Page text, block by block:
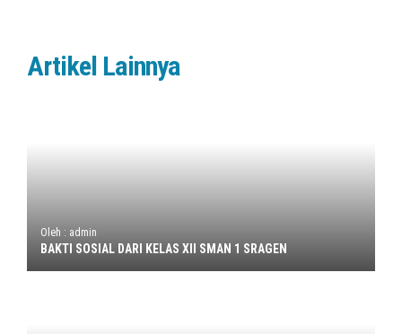
Artikel Lainnya
Oleh : admin
BAKTI SOSIAL DARI KELAS XII SMAN 1 SRAGEN